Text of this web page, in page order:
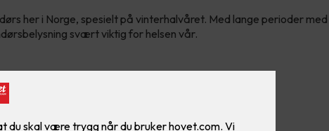
her i Norge, spesielt på vinterhalvåret. Med lange perioder med
svært viktig for helsen vår.